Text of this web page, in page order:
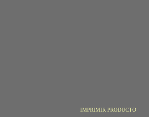
IMPRIMIR PRODUCTO